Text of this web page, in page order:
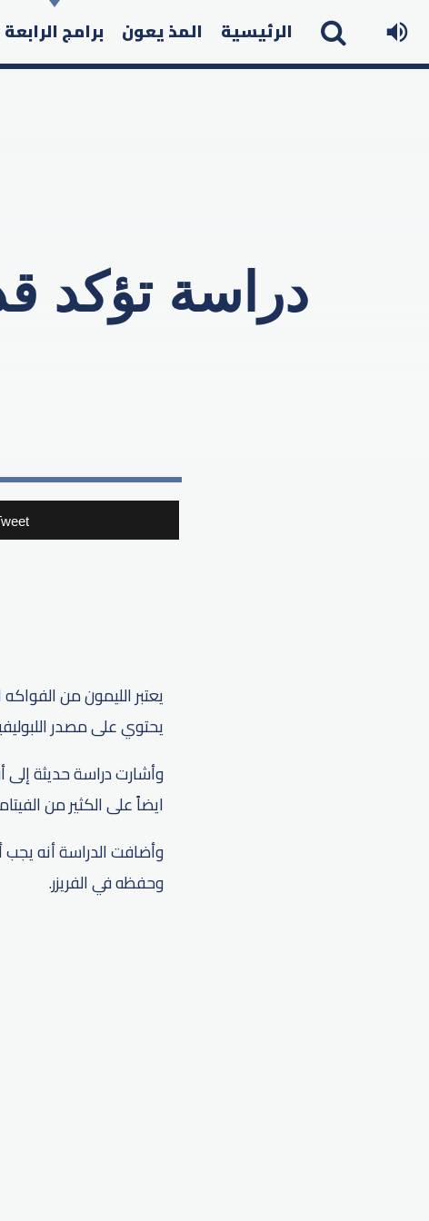
الرئيسية المذ يعون برامج الرابعة
دراسة تؤكد
يعتبر ​الليمون​ من
يحتوي على مصدر
وأشارت دراسة حديثة
ايضاً على الكثير من
وأضافت الدراسة أنه يجب
وحفظه في الفريزر.